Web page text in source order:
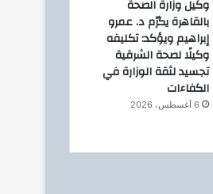
وكيل وزارة الصحة
بالقاهرة يكرّم د. عمرو
إبراهيم ويؤكد: تكليفه
وكيلًا لصحة الشرقية
تجسيد لثقة الوزارة في
الكفاءات
6 أغسطس، 2026